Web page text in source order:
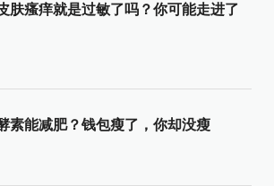
肤瘙痒就是过敏了吗？你可能走进了
素能减肥？钱包瘦了，你却没瘦